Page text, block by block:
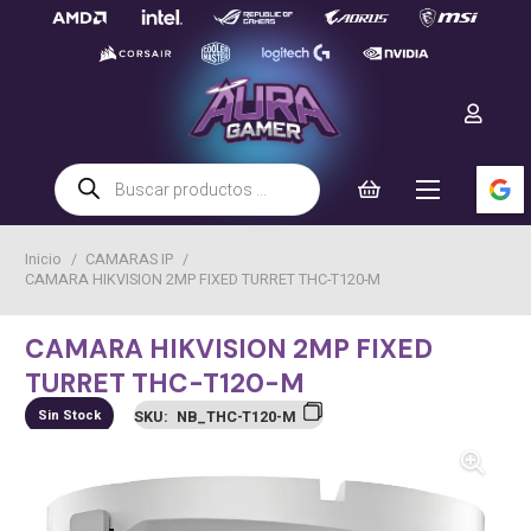
Búsqueda
de
productos
Inicio / CAMARAS IP /
CAMARA HIKVISION 2MP FIXED TURRET THC-T120-M
CAMARA HIKVISION 2MP FIXED
TURRET THC-T120-M
Sin Stock SKU: NB_THC-T120-M